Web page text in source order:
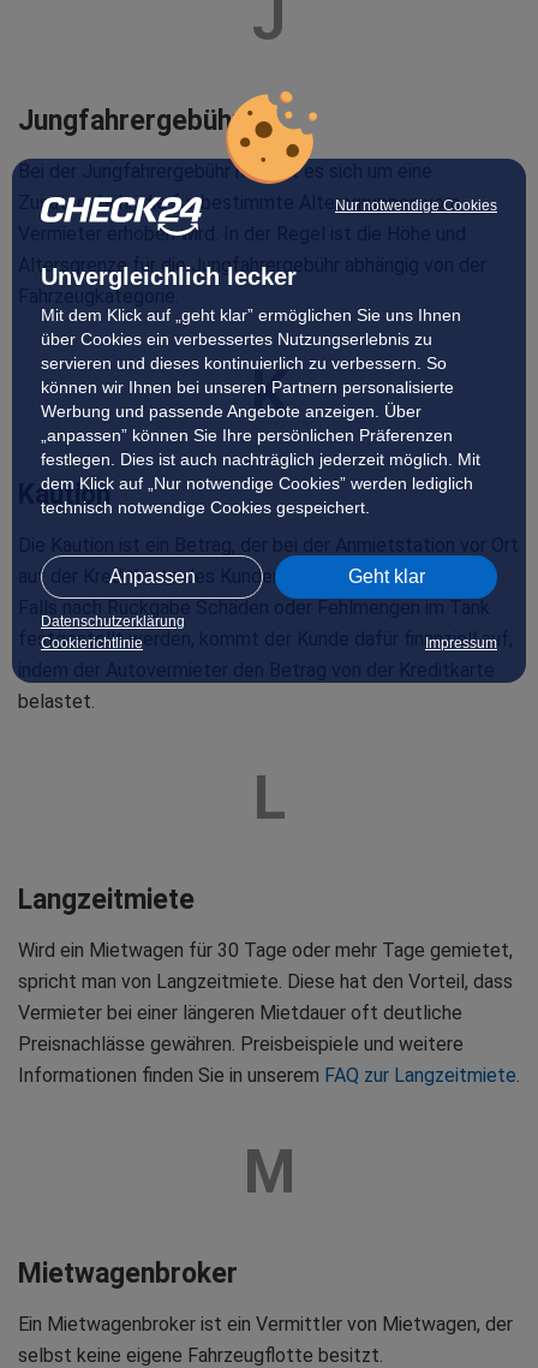
Nur notwendige Cookies
Unvergleichlich lecker
Mit dem Klick auf „geht klar” ermöglichen Sie uns Ihnen
über Cookies ein verbessertes Nutzungserlebnis zu
servieren und dieses kontinuierlich zu verbessern. So
können wir Ihnen bei unseren Partnern personalisierte
Werbung und passende Angebote anzeigen. Über
„anpassen” können Sie Ihre persönlichen Präferenzen
festlegen. Dies ist auch nachträglich jederzeit möglich. Mit
dem Klick auf „Nur notwendige Cookies” werden lediglich
technisch notwendige Cookies gespeichert.
Anpassen Geht klar
Datenschutzerklärung
Cookierichtlinie
Impressum
J
Jungfahrergebühr
Bei der Jungfahrergebühr handelt es sich um eine
Zusatzgebühr, die für bestimmte Altersgruppen vom
Vermieter erhoben wird. In der Regel ist die Höhe und
Altersgrenze für die Jungfahrergebühr abhängig von der
Fahrzeugkategorie.
K
Kaution
auf der Kreditkarte des Kunden zunächst geblockt wird.
festgestellt werden, kommt der Kunde dafür finanziell auf,
belastet.
L
Langzeitmiete
Wird ein Mietwagen für 30 Tage oder mehr Tage gemietet,
spricht man von Langzeitmiete. Diese hat den Vorteil, dass
Vermieter bei einer längeren Mietdauer oft deutliche
Preisnachlässe gewähren. Preisbeispiele und weitere
Informationen finden Sie in unserem FAQ zur Langzeitmiete.
M
Mietwagenbroker
Ein Mietwagenbroker ist ein Vermittler von Mietwagen, der
selbst keine eigene Fahrzeugflotte besitzt.